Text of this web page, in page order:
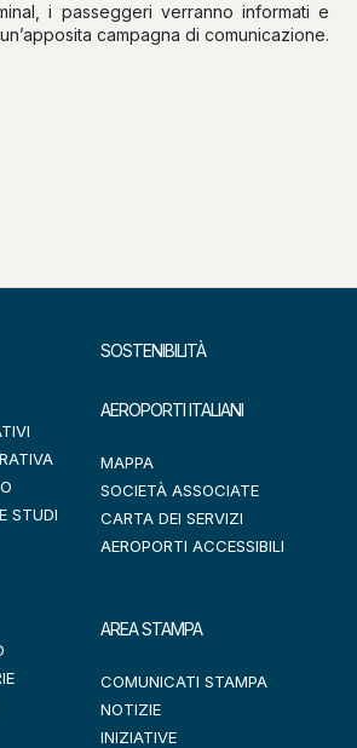
i passeggeri verranno informati e
campagna di comunicazione.
STUDI
SOSTENIBILITÀ
AEROPORTI ITALIANI
MAPPA
SOCIETÀ ASSOCIATE
CARTA DEI SERVIZI
AEROPORTI ACCESSIBILI
AREA STAMPA
COMUNICATI STAMPA
NOTIZIE
INIZIATIVE